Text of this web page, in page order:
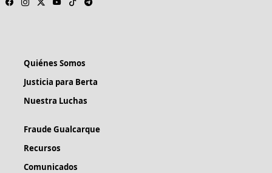
Quiénes Somos
Justicia para Berta
Nuestra Luchas
Fraude Gualcarque
Recursos
Comunicados